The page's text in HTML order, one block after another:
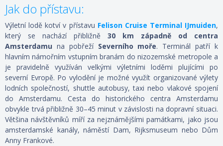
Jak do přístavu:
Výletní lodě kotví v přístavu Felison Cruise Terminal IJmuiden,
který se nachází přibližně 30 km západně od centra
Amsterdamu na pobřeží Severního moře. Terminál patří k
hlavním námořním vstupním branám do nizozemské metropole a
je pravidelně využíván velkými výletními loděmi plujícími po
severní Evropě. Po vylodění je možné využít organizované výlety
lodních společností, shuttle autobusy, taxi nebo vlakové spojení
do Amsterdamu. Cesta do historického centra Amsterdamu
obvykle trvá přibližně 30–45 minut v závislosti na dopravní situaci.
Většina návštěvníků míří za nejznámějšími památkami, jako jsou
amsterdamské kanály, náměstí Dam, Rijksmuseum nebo Dům
Anny Frankové.